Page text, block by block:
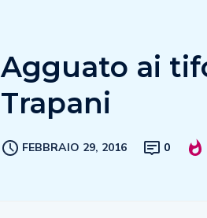
Agguato ai
Trapani
FEBBRAIO 29, 2016 0